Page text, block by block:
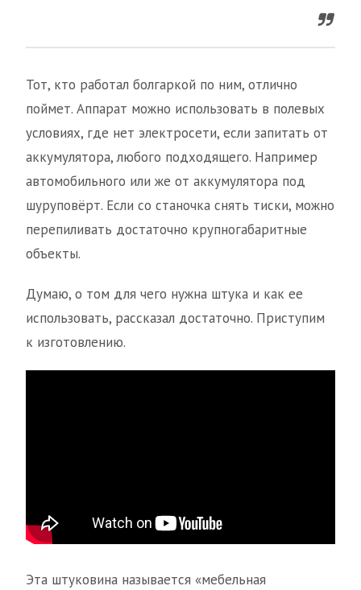
Тот, кто работал болгаркой по ним, отлично
поймет. Аппарат можно использовать в полевых
условиях, где нет электросети, если запитать от
аккумулятора, любого подходящего. Например
автомобильного или же от аккумулятора под
шуруповёрт. Если со станочка снять тиски, можно
перепиливать достаточно крупногабаритные
объекты.
Думаю, о том для чего нужна штука и как ее
использовать, рассказал достаточно. Приступим
к изготовлению.
Эта штуковина называется «мебельная